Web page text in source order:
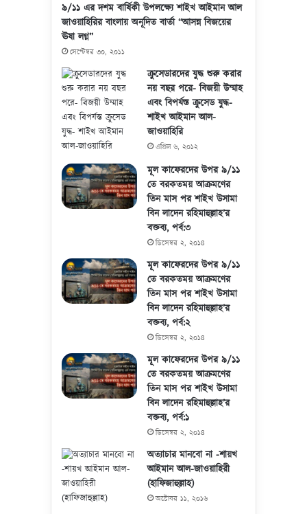
৯/১১ এর দশম বার্ষিকী উপলক্ষ্যে শাইখ আইমান আল
জাওয়াহিরির বাংলায় অনূদিত বার্তা “আসন্ন বিজয়ের
ঊষা লগ্ন”
সেপ্টেম্বর ৩০, ২০১১
ক্রুসেডারদের যুদ্ধ শুরু করার
নয় বছর পরে- বিজয়ী উম্মাহ
এবং বিপর্যস্ত ক্রুসেড যুদ্ধ-
শাইখ আইমান আল-
জাওয়াহিরি
এপ্রিল ৬, ২০১২
মূল কাফেরদের উপর ৯/১১
তে বরকতময় আক্রমণের
তিন মাস পর শাইখ উসামা
বিন লাদেন রহিমাহুল্লাহ’র
বক্তব্য, পর্ব:৩
ডিসেম্বর ২, ২০১৪
মূল কাফেরদের উপর ৯/১১
তে বরকতময় আক্রমণের
তিন মাস পর শাইখ উসামা
বিন লাদেন রহিমাহুল্লাহ’র
বক্তব্য, পর্ব:২
ডিসেম্বর ২, ২০১৪
মূল কাফেরদের উপর ৯/১১
তে বরকতময় আক্রমণের
তিন মাস পর শাইখ উসামা
বিন লাদেন রহিমাহুল্লাহ’র
বক্তব্য, পর্ব:১
ডিসেম্বর ২, ২০১৪
অত্যাচার মানবো না -শায়খ
আইমান আল-জাওয়াহিরী
(হাফিজাহুল্লাহ)
অক্টোবর ১১, ২০১৬